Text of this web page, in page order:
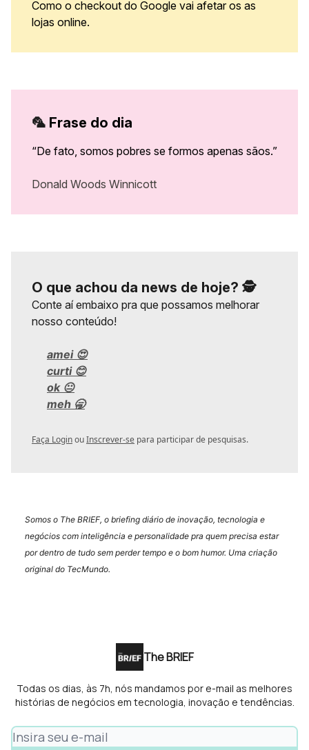
Como o checkout do Google vai afetar os as
lojas online.
🦜 Frase do dia
“De fato, somos pobres se formos apenas sãos.”
Donald Woods Winnicott
O que achou da news de hoje? 🕵️
Conte aí embaixo pra que possamos melhorar
nosso conteúdo!
amei 😍
curti 😊
ok 😐
meh 🥱
Faça LoginouInscrever-se para participar de pesquisas.
Somos o The BRIEF, o briefing diário de inovação, tecnologia e
negócios com inteligência e personalidade pra quem precisa estar
por dentro de tudo sem perder tempo e o bom humor. Uma criação
original do TecMundo.
The BRIEF
Todas os dias, às 7h, nós mandamos por e-mail as melhores
histórias de negócios em tecnologia, inovação e tendências.